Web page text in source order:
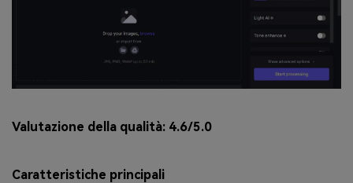
Valutazione della qualità: 4.6/5.0
Caratteristiche principali